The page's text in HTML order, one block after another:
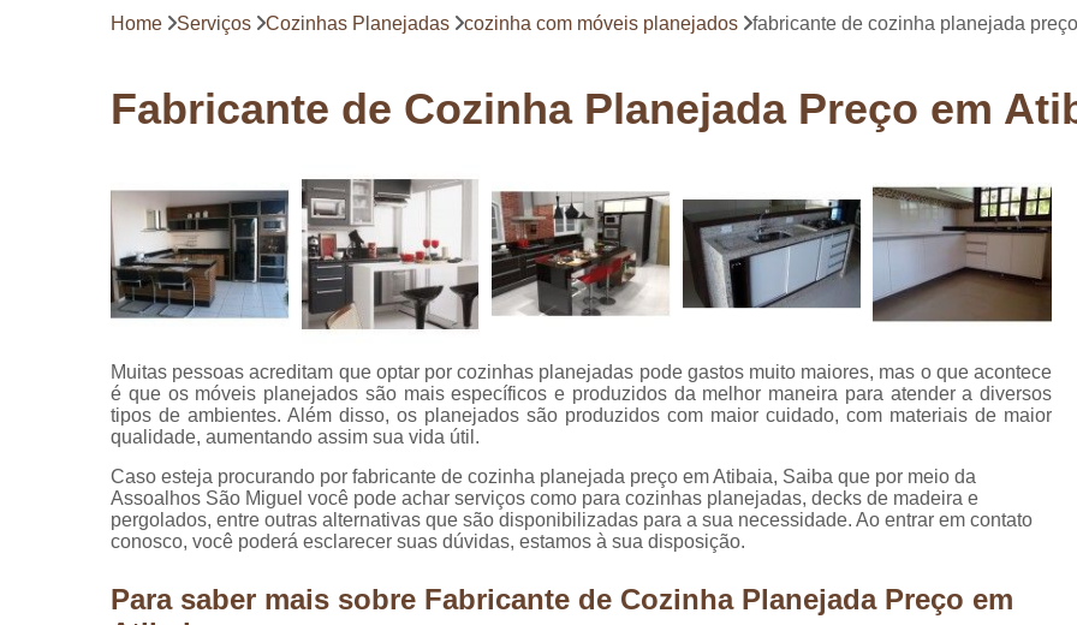
Pergolados
Pergolados
em madeira
Pisos de
madeira
Raspagem
de pisos de
Restauração
de pisos de
madeira
Deck de Madeira para Varanda
Deck de
Deck em Madeira Cumaru
Deck para Sacada
Marcenaria com Móveis Planejados
Marcenaria de Personalização de
Marcenaria de Planejado para Residência
Marcenaria de Planejados para Quarto
Empresa de Móveis Planejados
Loja
Móveis Planejados em São
Móveis Planejados para Apartamento
Móveis Planejados para Sala de
Home Serviços Cozinhas Planejadas cozinha com móveis planejados fabricante de cozinha planejada
Fabricante de Cozinha Planejada Preço em
Muitas pessoas acreditam que optar por cozinhas planejadas pode gastos muito maiores, mas o que acontece
é que os móveis planejados são mais específicos e produzidos da melhor maneira para atender a diversos
tipos de ambientes. Além disso, os planejados são produzidos com maior cuidado, com materiais de maior
qualidade, aumentando assim sua vida útil.
Caso esteja procurando por fabricante de cozinha planejada preço em Atibaia, Saiba que por meio da
Assoalhos São Miguel você pode achar serviços como para cozinhas planejadas, decks de madeira e
pergolados, entre outras alternativas que são disponibilizadas para a sua necessidade. Ao entrar em contato
conosco, você poderá esclarecer suas dúvidas, estamos à sua disposição.
Para saber mais sobre Fabricante de Cozinha Planejada Preço em